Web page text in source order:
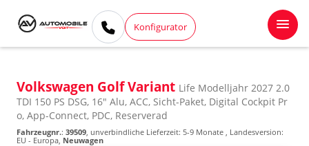
Konfigurator
Volkswagen Golf Variant Life Modelljahr 2027 2.0
TDI 150 PS DSG, 16" Alu, ACC, Sicht-Paket, Digital Cockpit Pr
o, App-Connect, PDC, Reserverad
Fahrzeugnr.: 39509, unverbindliche Lieferzeit: 5-9 Monate , Landesversion:
EU - Europa, Neuwagen